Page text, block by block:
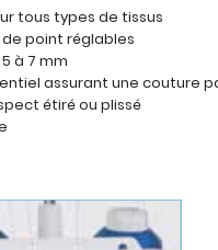
tous types de tissus
point réglables
à 7 mm
assurant une couture
étiré ou plissé